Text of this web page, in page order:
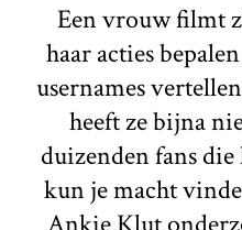
Een vrouw filmt
haar acties
usernames
heeft ze bijna
duizenden fans
kun je macht